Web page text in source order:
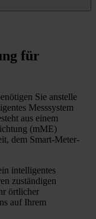
für
Sie anstelle
Messsystem
aus einem
(mME)
dem Smart-Meter-
intelligentes
zuständigen
örtlicher
auf Ihrem